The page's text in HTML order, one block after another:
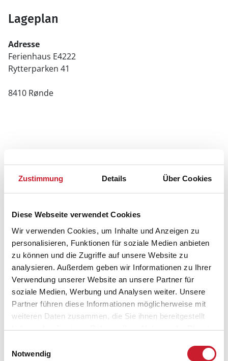
Zustimmung Details Über Cookies
Diese Webseite verwendet Cookies
Wir verwenden Cookies, um Inhalte und Anzeigen zu
personalisieren, Funktionen für soziale Medien anbieten
zu können und die Zugriffe auf unsere Website zu
analysieren. Außerdem geben wir Informationen zu Ihrer
Verwendung unserer Website an unsere Partner für
soziale Medien, Werbung und Analysen weiter. Unsere
Partner führen diese Informationen möglicherweise mit
weiteren Daten zusammen, die Sie ihnen bereitgestellt
haben oder die sie im Rahmen Ihrer Nutzung der Dienste
Notwendig
Lageplan
Adresse
Ferienhaus E4222
Rytterparken 41
8410 Rønde
Belegungskalender
Anzahl Reisende auswählen